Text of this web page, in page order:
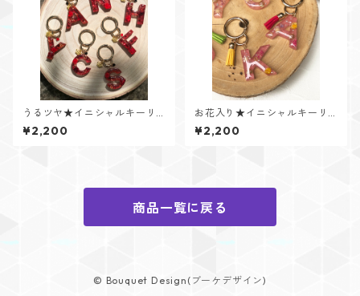
うるツヤ★イニシャルキーリ
ング【Glitter Heartシリー
ズ】
¥2,200
お花入り★イニシャルキーリ
ング【Flower Jewelシリー
ズ】
¥2,200
商品一覧に戻る
© Bouquet Design(ブーケデザイン)